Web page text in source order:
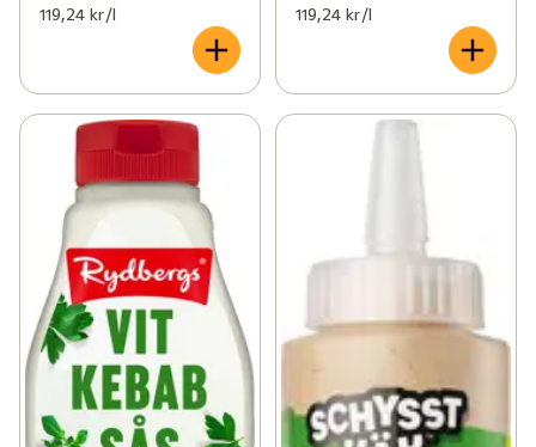
119,24 kr /l 119,24 kr /l